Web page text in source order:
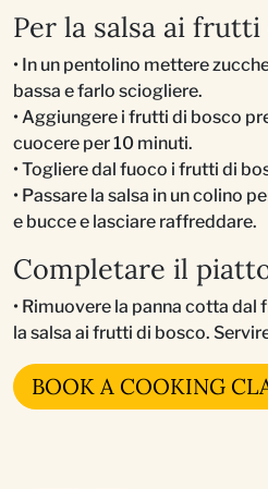
Per la salsa ai
• In un pentolino mettere
bassa e farlo sciogliere.
• Aggiungere i frutti di bosco
cuocere per 10 minuti.
• Togliere dal fuoco i frutti di
• Passare la salsa in un colino
e bucce e lasciare raffreddare.
Completare il
• Rimuovere la panna cotta
la salsa ai frutti di bosco.
BOOK A COOKING